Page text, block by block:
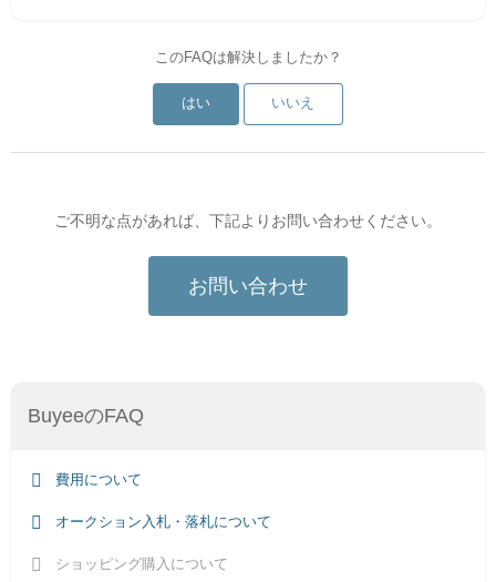
BuyeeのFAQ
費用について
オークション入札・落札について
ショッピング購入について
このFAQは解決しましたか？
はい いいえ
ご不明な点があれば、下記よりお問い合わせください。
お問い合わせ